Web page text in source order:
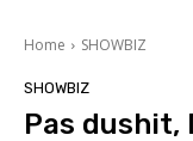
Home SHOWBIZ
SHOWBIZ
Pas dushit,